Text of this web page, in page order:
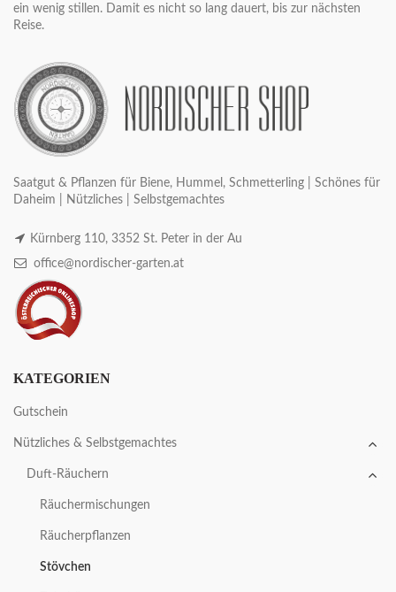
ein wenig stillen. Damit es nicht so lang dauert, bis zur nächsten
Reise.
Saatgut & Pflanzen für Biene, Hummel, Schmetterling | Schönes für
Daheim | Nützliches | Selbstgemachtes
Kürnberg 110, 3352 St. Peter in der Au
office@nordischer-garten.at
KATEGORIEN
Gutschein
Nützliches & Selbstgemachtes
Duft-Räuchern
Räuchermischungen
Räucherpflanzen
Stövchen